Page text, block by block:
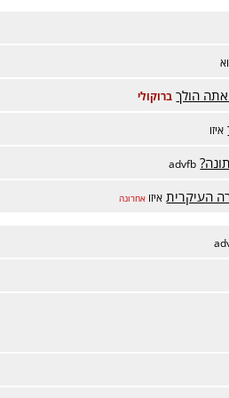
הולך ברוקולי
איזו
advfb
העיקרית איזו אחרונה